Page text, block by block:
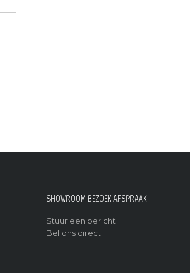
SHOWROOM BEZOEK AFSPRAAK
Stuur een bericht
Bel ons direct